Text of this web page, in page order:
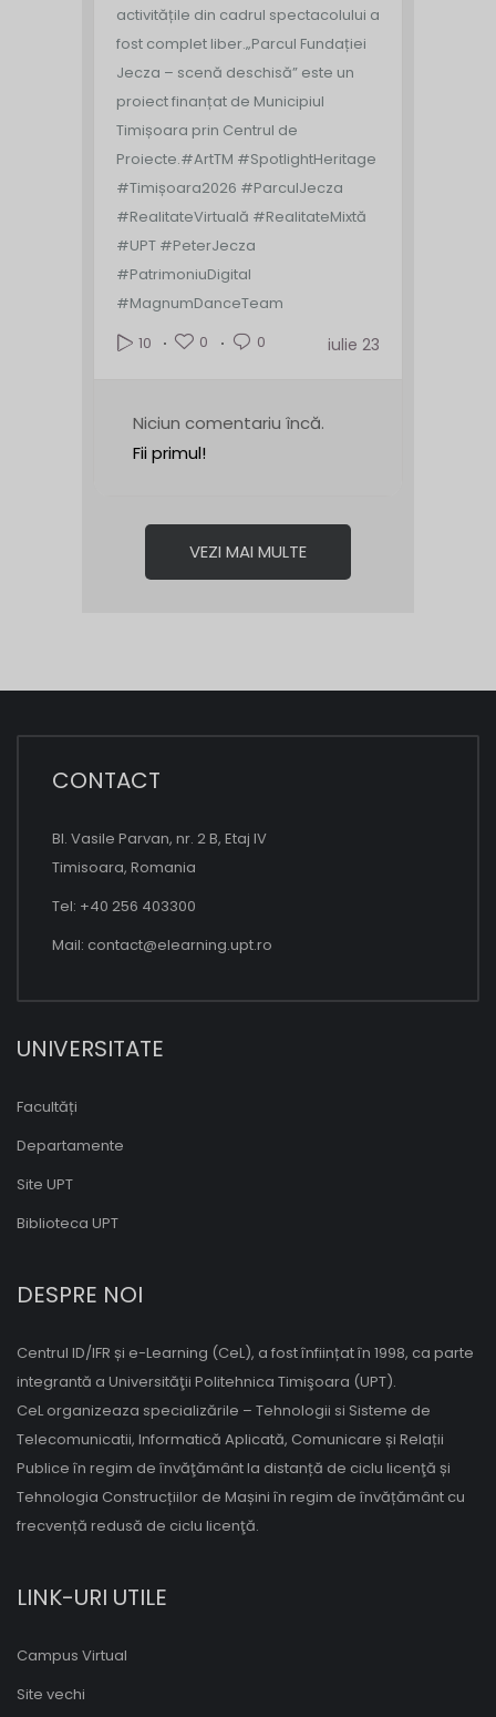
activitățile din cadrul spectacolului a
fost complet liber.„Parcul Fundației
Jecza – scenă deschisă” este un
proiect finanțat de Municipiul
Timișoara prin Centrul de
Proiecte.#ArtTM #SpotlightHeritage
#Timișoara2026 #ParculJecza
#RealitateVirtuală #RealitateMixtă
#UPT #PeterJecza
#PatrimoniuDigital
#MagnumDanceTeam
10
0 0 iulie 23
Niciun comentariu încă.
Fii primul!
VEZI MAI MULTE
CONTACT
Bl. Vasile Parvan, nr. 2 B, Etaj IV
Timisoara, Romania
Tel: +40 256 403300
Mail: contact@elearning.upt.ro
UNIVERSITATE
Facultăți
Departamente
Site UPT
Biblioteca UPT
DESPRE NOI
Centrul ID/IFR și e-Learning (CeL), a fost înființat în 1998, ca parte
integrantă a Universităţii Politehnica Timişoara (UPT).
CeL organizeaza specializările – Tehnologii si Sisteme de
Telecomunicatii, Informatică Aplicată, Comunicare și Relații
Publice în regim de învăţământ la distanță de ciclu licenţă și
Tehnologia Construcțiilor de Mașini în regim de învățământ cu
frecvență redusă de ciclu licenţă.
LINK-URI UTILE
Campus Virtual
Site vechi